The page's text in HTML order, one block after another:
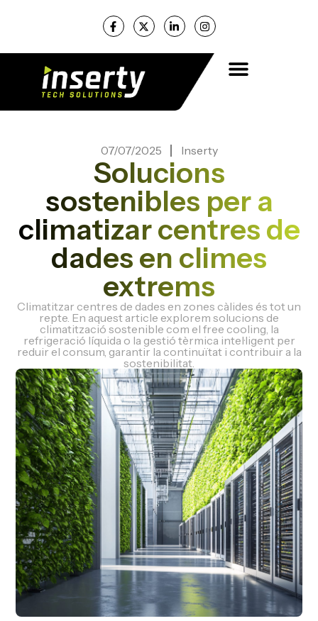
07/07/2025 Inserty
Solucions
sostenibles per a
climatizar centres de
dades en climes
extrems
Climatitzar centres de dades en zones càlides és tot un
repte. En aquest article explorem solucions de
climatització sostenible com el free cooling, la
refrigeració líquida o la gestió tèrmica intel·ligent per
reduir el consum, garantir la continuïtat i contribuir a la
sostenibilitat.